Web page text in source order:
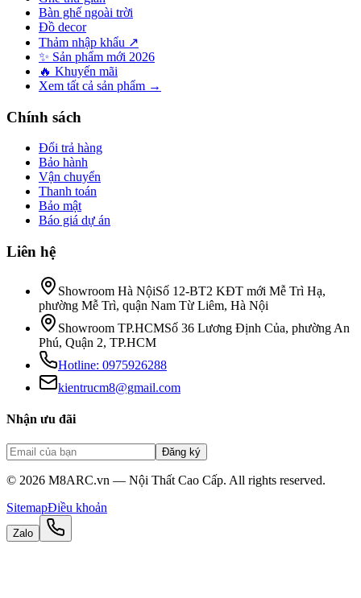
Bàn ghế ngoài trời
Đồ decor
Thảm nhập khẩu ↗
✨ Sản phẩm mới 2026
🔥 Khuyến mãi
Xem tất cả sản phẩm →
Chính sách
Đổi trả hàng
Bảo hành
Vận chuyển
Thanh toán
Bảo mật
Báo giá dự án
Liên hệ
Showroom Hà NộiSố 12-BT2 KĐT mới Mễ Trì Hạ,
phường Mễ Trì, quận Nam Từ Liêm, Hà Nội
Showroom TP.HCMSố 36 Lương Định Của, phường An
Phú, Quận 2, TP.HCM
Hotline: 0975926288
kientrucm8@gmail.com
Nhận ưu đãi
Đăng ký
© 2026 M8ARC.vn — Nội Thất Cao Cấp. All rights reserved.
SitemapĐiều khoản
Zalo